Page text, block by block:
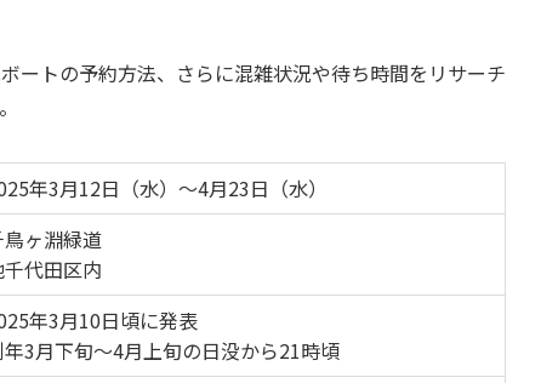
ートの予約方法、さらに混雑状況や待ち時間をリサーチ
年3月12日（水）〜4月23日（水）
ヶ淵緑道
代田区内
年3月10日頃に発表
3月下旬〜4月上旬の日没から21時頃